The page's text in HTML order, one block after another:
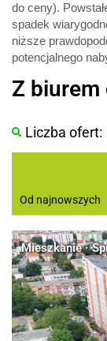
do ceny).
spadek
niższe
potencjalnego
Z biurem
Liczba ofert:
Od najnowszych
Mieszkanie ·